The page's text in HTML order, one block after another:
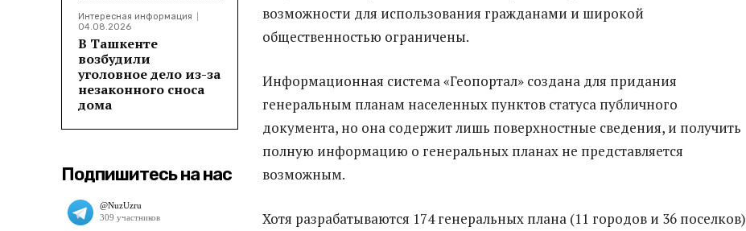
Интересная информация
04.08.2026
В Ташкенте
возбудили
уголовное дело из-за
незаконного сноса
дома
Подпишитесь на нас
возможности для использования гражданами и широкой
общественностью ограничены.
Информационная система «Геопортал» создана для придания
генеральным планам населенных пунктов статуса публичного
документа, но она содержит лишь поверхностные сведения, и получить
полную информацию о генеральных планах не представляется
возможным.
Хотя разрабатываются 174 генеральных плана (11 городов и 36 поселков)